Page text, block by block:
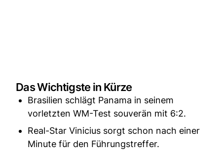
Das Wichtigste in Kürze
Brasilien schlägt Panama in seinem
vorletzten WM-Test souverän mit 6:2.
Real-Star Vinicius sorgt schon nach einer
Minute für den Führungstreffer.